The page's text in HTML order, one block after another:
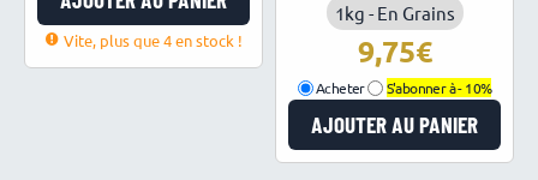
Vite, plus que 4 en stock !
1kg - En Grains
9,75
Acheter S'abonner à -10%
AJOUTER AU PANIER